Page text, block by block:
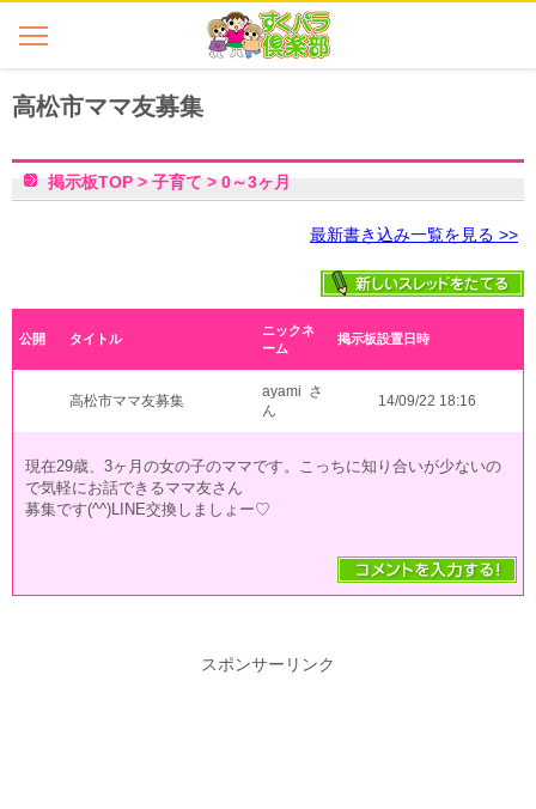
高松市ママ友募集
最新書き込み一覧を見る >>
掲示板TOP > 子育て > 0～3ヶ月
公開 タイトル
ニックネ
ーム
掲示板設置日時
高松市ママ友募集
ayami さ
ん
14/09/22 18:16
現在29歳、3ヶ月の女の子のママです。こっちに知り合いが少ないの
で気軽にお話できるママ友さん
募集です(^^)LINE交換しましょー♡
スポンサーリンク